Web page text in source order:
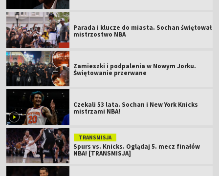
Parada i klucze do miasta. Sochan świętował
mistrzostwo NBA
Zamieszki i podpalenia w Nowym Jorku.
Świętowanie przerwane
Czekali 53 lata. Sochan i New York Knicks
mistrzami NBA!
TRANSMISJA
Spurs vs. Knicks. Oglądaj 5. mecz finałów
NBA! [TRANSMISJA]